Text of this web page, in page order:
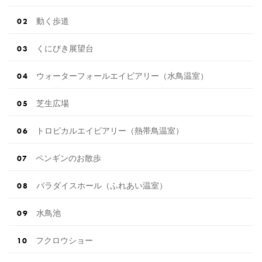
動く歩道
くにびき展望台
ウォーターフォールエイビアリー（水鳥温室）
芝生広場
トロピカルエイビアリー（熱帯鳥温室）
ペンギンのお散歩
パラダイスホール（ふれあい温室）
水鳥池
フクロウショー